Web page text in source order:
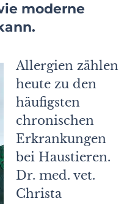
moderne
Allergien zählen
heute zu den
häufigsten
chronischen
Erkrankungen
bei Haustieren.
Dr. med. vet.
Christa